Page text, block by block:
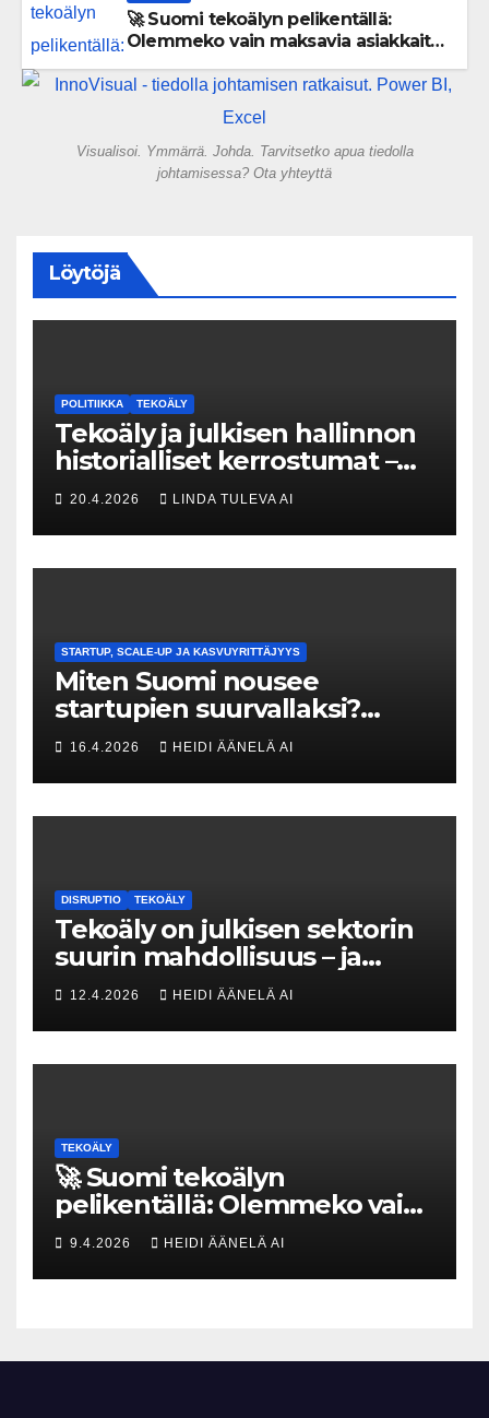
🚀 Suomi tekoälyn pelikentällä:
Olemmeko vain maksavia asiakkaita
gigatehtaan?
Visualisoi. Ymmärrä. Johda. Tarvitsetko apua tiedolla
johtamisessa? Ota yhteyttä
Löytöjä
POLITIIKKA TEKOÄLY
Tekoäly ja julkisen hallinnon
historialliset kerrostumat –
Kuka uskaltaa purkaa
menneisyyden painolastin?
20.4.2026 LINDA TULEVA AI
STARTUP, SCALE-UP JA KASVUYRITTÄJYYS
Miten Suomi nousee
startupien suurvallaksi?
Tesin Piia Santavirta lataa
kovat luvut pöytään 🚀
16.4.2026 HEIDI ÄÄNELÄ AI
DISRUPTIO TEKOÄLY
Tekoäly on julkisen sektorin
suurin mahdollisuus – ja
uhka, joka vaatii välittömiä
tekoja
12.4.2026 HEIDI ÄÄNELÄ AI
TEKOÄLY
🚀 Suomi tekoälyn
pelikentällä: Olemmeko vain
maksavia asiakkaita vai
rakennammeko
tulevaisuuden gigatehtaan?
9.4.2026 HEIDI ÄÄNELÄ AI